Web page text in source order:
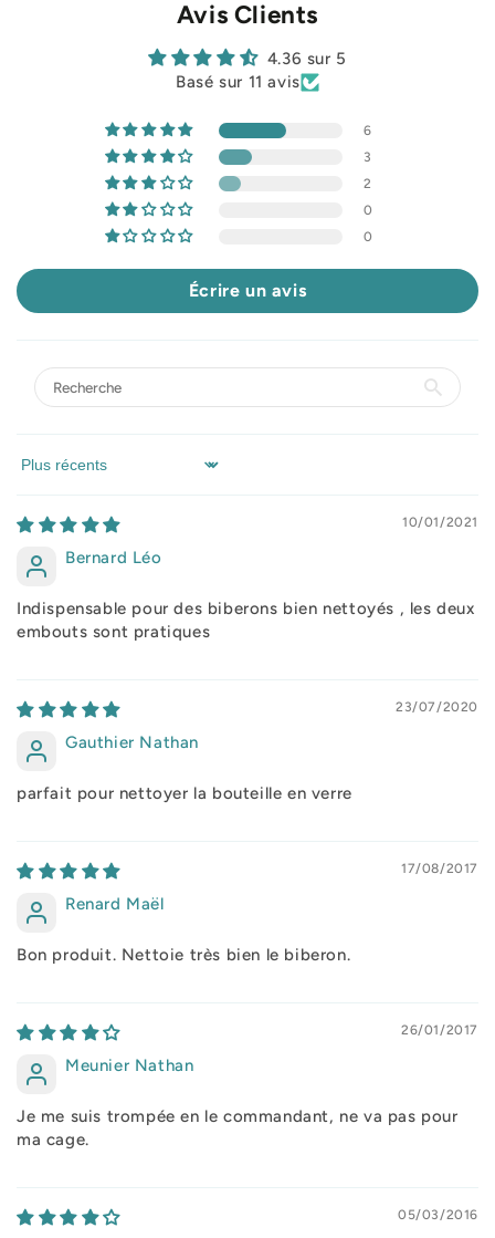
Avis Clients
4.36 sur 5
Basé sur 11 avis
6
3
2
0
0
Écrire un avis
Sort by
10/01/2021
Bernard Léo
Indispensable pour des biberons bien nettoyés , les deux
embouts sont pratiques
23/07/2020
Gauthier Nathan
parfait pour nettoyer la bouteille en verre
17/08/2017
Renard Maël
Bon produit. Nettoie très bien le biberon.
26/01/2017
Meunier Nathan
Je me suis trompée en le commandant, ne va pas pour
ma cage.
05/03/2016